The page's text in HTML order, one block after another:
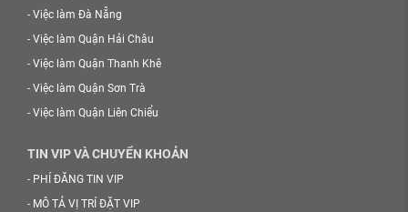
- Việc làm Đà Nẵng
- Việc làm Quận Hải Châu
- Việc làm Quận Thanh Khê
- Việc làm Quận Sơn Trà
- Việc làm Quận Liên Chiểu
TIN VIP VÀ CHUYỂN KHOẢN
- PHÍ ĐĂNG TIN VIP
- MÔ TẢ VỊ TRÍ ĐẶT VIP